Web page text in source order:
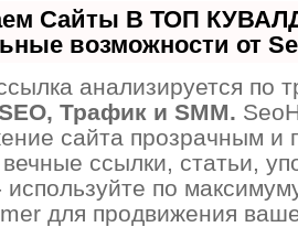
Сайты В ТОП
возможности от
анализируется по
Трафик и SMM.
сайта прозрачным и
ссылки, статьи,
используйте по
для продвижения